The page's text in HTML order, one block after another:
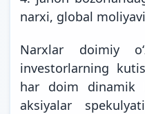
narxi, global
Narxlar doimiy
investorlarning
har doim dinamik
aksiyalar